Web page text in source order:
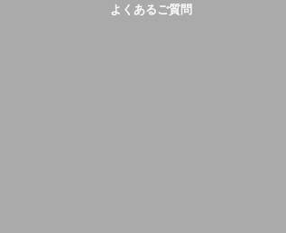
よくあるご質問